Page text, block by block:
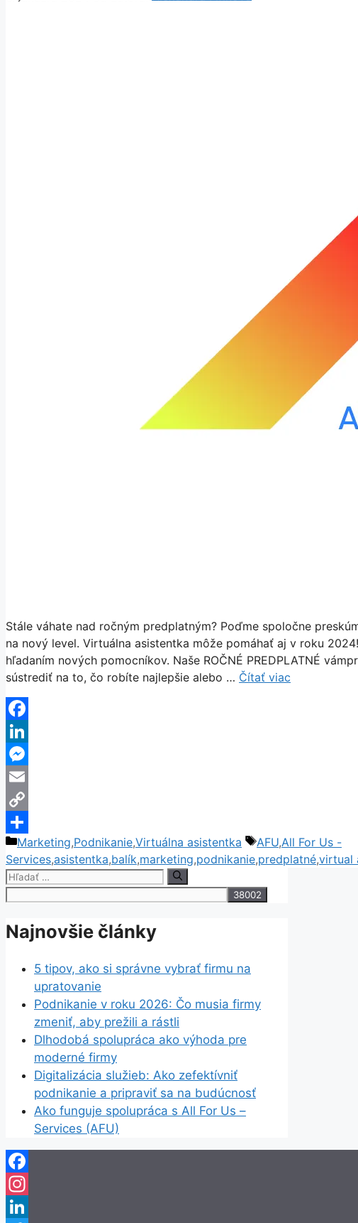
Stále váhate nad ročným predplatným? Poďme spoločne
na nový level. Virtuálna asistentka môže pomáhať aj v roku
hľadaním nových pomocníkov. Naše ROČNÉ PREDPLATNÉ
sústrediť na to, čo robíte najlepšie alebo … Čítať viac
Facebook
LinkedIn
Messenger
Email
Copy
Link
Share
Kategórie
Marketing,Podnikanie,Virtuálna asistentka Značky
AFU,All For Us -
Services,asistentka,balík,marketing,podnikanie,predplatné,virtual
Hľadať:
Najnovšie články
5 tipov, ako si správne vybrať firmu na
upratovanie
Podnikanie v roku 2026: Čo musia firmy
zmeniť, aby prežili a rástli
Dlhodobá spolupráca ako výhoda pre
moderné firmy
Digitalizácia služieb: Ako zefektívniť
podnikanie a pripraviť sa na budúcnosť
Ako funguje spolupráca s All For Us –
Services (AFU)
Facebook
Instagram